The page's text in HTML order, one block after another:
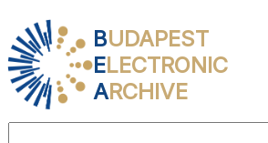
BUDAPEST
ELECTRONIC
ARCHIVE